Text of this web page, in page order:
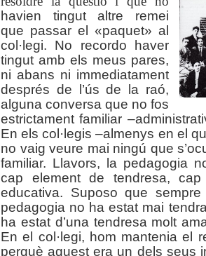
havien tingut altre remei
que passar el «paquet» al
col·legi. No recordo haver
tingut amb els meus pares,
ni abans ni immediatament
després de l’ús de la raó,
alguna conversa que no fos
estrictament familiar
En els col·legis –almenys en el
no vaig veure mai ningú que
familiar. Llavors, la pedagogia
cap element de tendresa, cap
educativa. Suposo que
pedagogia no ha estat mai
ha estat d’una tendresa molt
En el col·legi, hom mantenia el
perquè aquest era un dels seus